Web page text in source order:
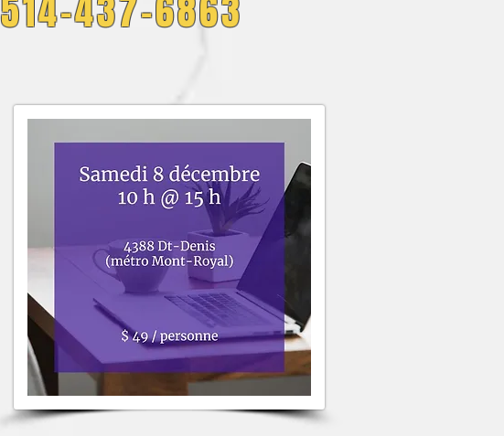
514-437-6863